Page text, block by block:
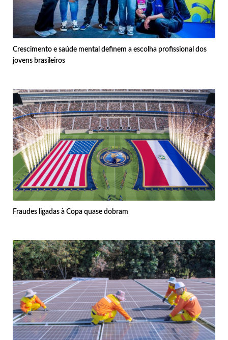
Crescimento e saúde mental definem a escolha profissional dos
jovens brasileiros
Fraudes ligadas à Copa quase dobram